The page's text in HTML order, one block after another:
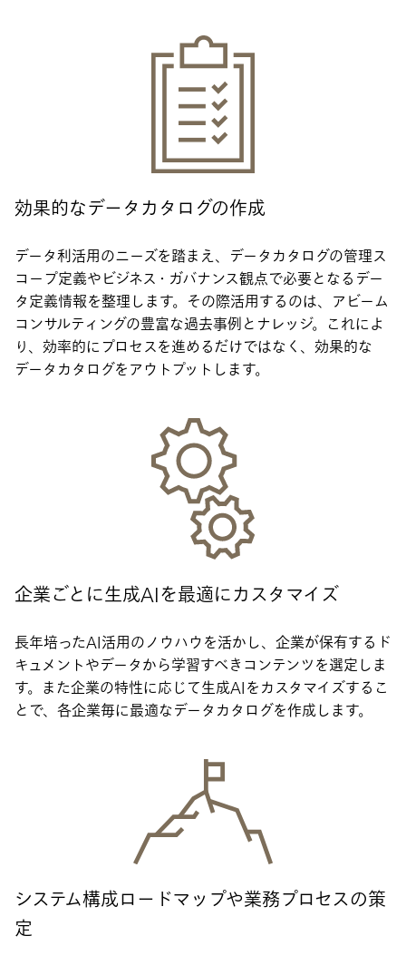
効果的なデータカタログの作成
データ利活用のニーズを踏まえ、データカタログの管理ス
コープ定義やビジネス・ガバナンス観点で必要となるデー
タ定義情報を整理します。その際活用するのは、アビーム
コンサルティングの豊富な過去事例とナレッジ。これによ
り、効率的にプロセスを進めるだけではなく、効果的な
データカタログをアウトプットします。
企業ごとに生成AIを最適にカスタマイズ
長年培ったAI活用のノウハウを活かし、企業が保有するド
キュメントやデータから学習すべきコンテンツを選定しま
す。また企業の特性に応じて生成AIをカスタマイズするこ
とで、各企業毎に最適なデータカタログを作成します。
システム構成ロードマップや業務プロセスの策
定